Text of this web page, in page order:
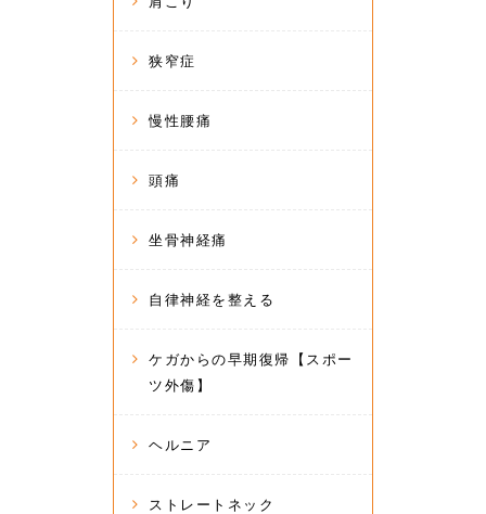
狭窄症
慢性腰痛
頭痛
坐骨神経痛
自律神経を整える
ケガからの早期復帰【スポー
ツ外傷】
ヘルニア
ストレートネック